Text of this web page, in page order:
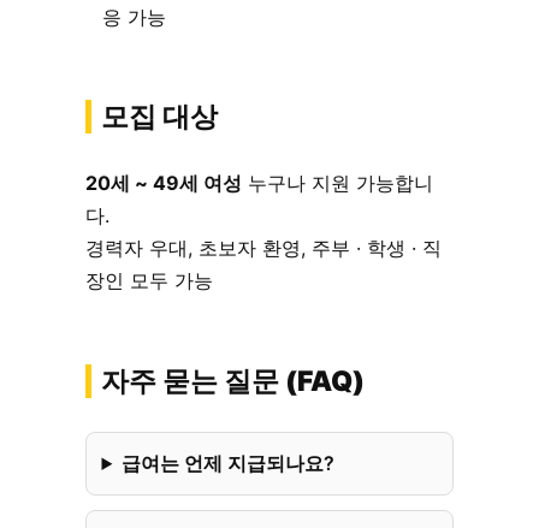
응 가능
모집 대상
20세 ~ 49세 여성 누구나 지원 가능합니
다.
경력자 우대, 초보자 환영, 주부 · 학생 · 직
장인 모두 가능
자주 묻는 질문 (FAQ)
급여는 언제 지급되나요?